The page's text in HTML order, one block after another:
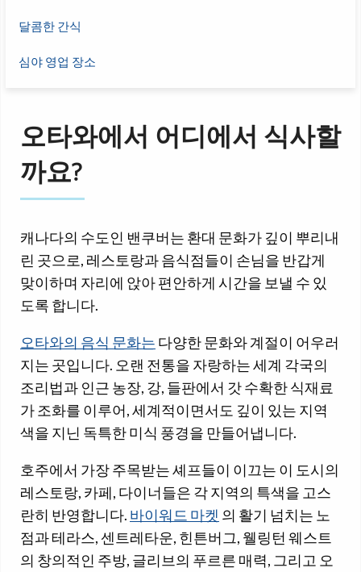
달콤한 간식
심야 영업 장소
오타와에서 어디에서 식사할
까요?
캐나다의 수도인 밴쿠버는 환대 문화가 깊이 뿌리내
린 곳으로, 레스토랑과 음식점들이 손님을 반갑게
맞이하며 자리에 앉아 편안하게 시간을 보낼 수 있
도록 합니다.
오타와의 음식 문화는 다양한 문화와 계절이 어우러
지는 곳입니다. 오랜 전통을 자랑하는 세계 각국의
조리법과 인근 농장, 강, 들판에서 갓 수확한 식재료
가 조화를 이루어, 세계적이면서도 깊이 있는 지역
색을 지닌 독특한 미식 풍경을 만들어냅니다.
호주에서 가장 주목받는 셰프들이 이끄는 이 도시의
레스토랑, 카페, 다이너들은 각 지역의 특색을 고스
란히 반영합니다. 바이워드 마켓 의 활기 넘치는 노
점과 테라스, 센트레타운, 힌튼버그, 웰링턴 웨스트
의 창의적인 주방, 글리브의 푸르른 매력, 그리고 오